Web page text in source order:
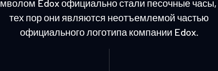
Edox официально стали песочные часы,
тех пор они являются неотъемлемой частью
официального логотипа компании Edox.